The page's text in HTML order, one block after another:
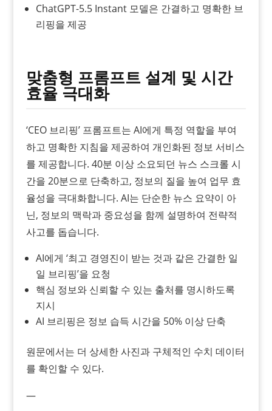
ChatGPT-5.5 Instant 모델은 간결하고 명확한 브
리핑을 제공
맞춤형 프롬프트 설계 및 시간
효율 극대화
‘CEO 브리핑’ 프롬프트는 AI에게 특정 역할을 부여
하고 명확한 지침을 제공하여 개인화된 정보 서비스
를 제공합니다. 40분 이상 소요되던 뉴스 스크롤 시
간을 20분으로 단축하고, 정보의 질을 높여 업무 효
율성을 극대화합니다. AI는 단순한 뉴스 요약이 아
닌, 정보의 맥락과 중요성을 함께 설명하여 전략적
사고를 돕습니다.
AI에게 ‘최고 경영진이 받는 것과 같은 간결한 일
일 브리핑’을 요청
핵심 정보와 신뢰할 수 있는 출처를 명시하도록
지시
AI 브리핑은 정보 습득 시간을 50% 이상 단축
원문에서는 더 상세한 사진과 구체적인 수치 데이터
를 확인할 수 있다.
—